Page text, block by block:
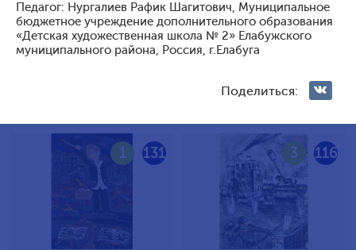
Педагог: Нургалиев Рафик Шагитович, Муниципальное
бюджетное учреждение дополнительного образования
«Детская художественная школа № 2» Елабужского
муниципального района, Россия, г.Елабуга
Поделиться:
Голосование жюри
Голосования зрителей
131
1 116
3